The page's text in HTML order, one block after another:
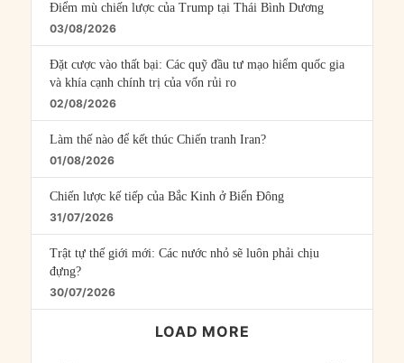
Điểm mù chiến lược của Trump tại Thái Bình Dương
03/08/2026
Đặt cược vào thất bại: Các quỹ đầu tư mạo hiểm quốc gia
và khía cạnh chính trị của vốn rủi ro
02/08/2026
Làm thế nào để kết thúc Chiến tranh Iran?
01/08/2026
Chiến lược kế tiếp của Bắc Kinh ở Biển Đông
31/07/2026
Trật tự thế giới mới: Các nước nhỏ sẽ luôn phải chịu
đựng?
30/07/2026
LOAD MORE